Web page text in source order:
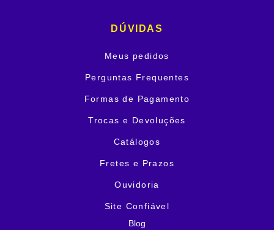
DÚVIDAS
Meus pedidos
Perguntas Frequentes
Formas de Pagamento
Trocas e Devoluções
Catálogos
Fretes e Prazos
Ouvidoria
Site Confiável
Blog